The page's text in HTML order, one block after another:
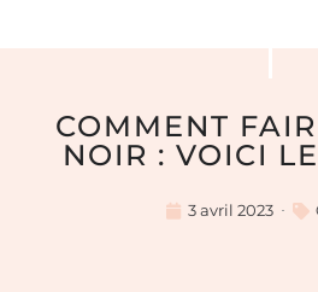
COMMENT
NOIR : VOICI
3 avril 2023